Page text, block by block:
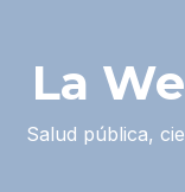
La
Salud pública,